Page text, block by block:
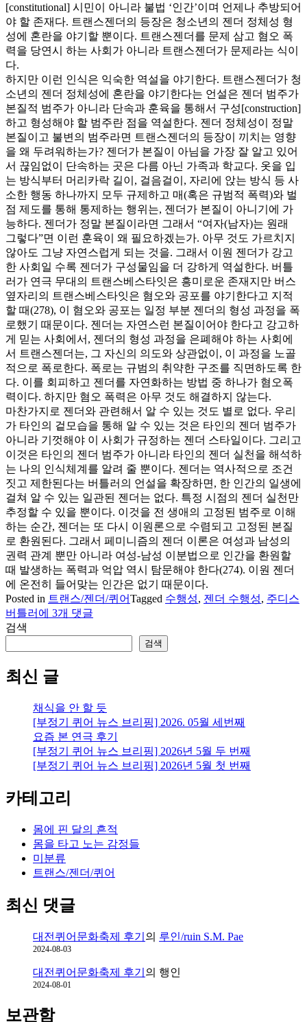
[constitutional] 시민이 아니라 불법 ‘인간’이며 언제나 추방되어
야 할 존재다. 트랜스젠더의 등장은 청소년의 젠더 정체성 형
성에 혼란을 야기할 뿐이다. 트랜스젠더를 문제 삼고 혐오 폭
력을 당연시 하는 사회가 아니라 트랜스젠더가 문제라는 식이
다.
하지만 이런 인식은 익숙한 역설을 야기한다. 트랜스젠더가 청
소년의 젠더 정체성에 혼란을 야기한다는 언설은 젠더 범주가
본질적 범주가 아니라 단속과 훈육을 통해서 구성[construction]
하고 형성해야 할 범주란 점을 역설한다. 젠더 정체성이 정말
본질이고 불변의 범주라면 트랜스젠더의 등장이 끼치는 영향
을 왜 두려워하는가? 젠더가 본질이 아님을 가장 잘 알고 있어
서 끊임없이 단속하는 곳은 다름 아닌 가족과 학교다. 옷을 입
는 방식부터 머리카락 길이, 걸음걸이, 자리에 앉는 방식 등 사
소한 행동 하나까지 모두 규제하고 매(혹은 규범적 폭력)와 벌
점 제도를 통해 통제하는 행위는, 젠더가 본질이 아니기에 가
능하다. 젠더가 정말 본질이라면 그래서 “여자(남자)는 원래
그렇다”면 이런 훈육이 왜 필요하겠는가. 아무 것도 가르치지
않아도 그냥 자연스럽게 되는 것을. 그래서 이원 젠더가 강고
한 사회일 수록 젠더가 구성물임을 더 강하게 역설한다. 버틀
러가 연극 무대의 트랜스베스타잇은 흥미로운 존재지만 버스
옆자리의 트랜스베스타잇은 혐오와 공포를 야기한다고 지적
할 때(278), 이 혐오와 공포는 일정 부분 젠더의 형성 과정을 폭
로했기 때문이다. 젠더는 자연스런 본질이어야 한다고 강고하
게 믿는 사회에서, 젠더의 형성 과정을 은폐해야 하는 사회에
서 트랜스젠더는, 그 자신의 의도와 상관없이, 이 과정을 노골
적으로 폭로한다. 폭로는 규범의 취약한 구조를 직면하도록 한
다. 이를 회피하고 젠더를 자연화하는 방법 중 하나가 혐오폭
력이다. 하지만 혐오 폭력은 아무 것도 해결하지 않는다.
마찬가지로 젠더와 관련해서 알 수 있는 것도 별로 없다. 우리
가 타인의 겉모습을 통해 알 수 있는 것은 타인의 젠더 범주가
아니라 기껏해야 이 사회가 규정하는 젠더 스타일이다. 그리고
이것은 타인의 젠더 범주가 아니라 타인의 젠더 실천을 해석하
는 나의 인식체계를 알려 줄 뿐이다. 젠더는 역사적으로 조건
짓고 제한된다는 버틀러의 언설을 확장하면, 한 인간의 일생에
걸쳐 알 수 있는 일관된 젠더는 없다. 특정 시점의 젠더 실천만
추정할 수 있을 뿐이다. 이것을 전 생애의 고정된 범주로 이해
하는 순간, 젠더는 또 다시 이원론으로 수렴되고 고정된 본질
로 환원된다. 그래서 페미니즘의 젠더 이론은 여성과 남성의
권력 관계 뿐만 아니라 여성-남성 이분법으로 인간을 환원할
때 발생하는 폭력과 억압 역시 탐문해야 한다(274). 이원 젠더
에 온전히 들어맞는 인간은 없기 때문이다.
Posted in 트랜스/젠더/퀴어Tagged 수행성, 젠더 수행성, 주디스
버틀러 버
Judith
Butler
의
더
수
행
성
쪽
에 3개 댓글
검색
검색
최신 글
채식을 안 할 듯
[부정기 퀴어 뉴스 브리핑] 2026. 05월 세번째
요즘 본 연극 후기
[부정기 퀴어 뉴스 브리핑] 2026년 5월 두 번째
[부정기 퀴어 뉴스 브리핑] 2026년 5월 첫 번째
카테고리
몸에 핀 달의 흔적
몸을 타고 노는 감정들
미분류
트랜스/젠더/퀴어
최신 댓글
대전퀴어문화축제 후기 의 루인/ruin S.M. Pae
2024-08-03
대전퀴어문화축제 후기 의 행인
2024-08-01
보관함